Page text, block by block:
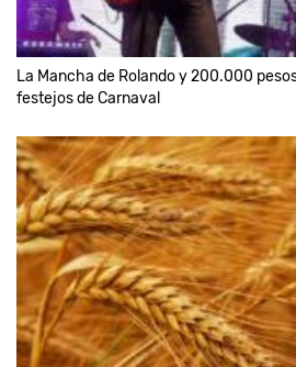
La Mancha de Rolando y 200.000
festejos de Carnaval